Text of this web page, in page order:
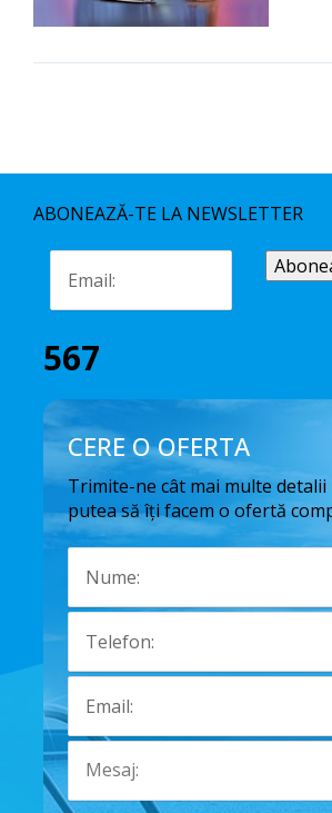
ABONEAZĂ-TE LA NEWSLETTER
567
CERE O OFERTA
Trimite-ne cât mai multe
putea să îți facem o ofertă